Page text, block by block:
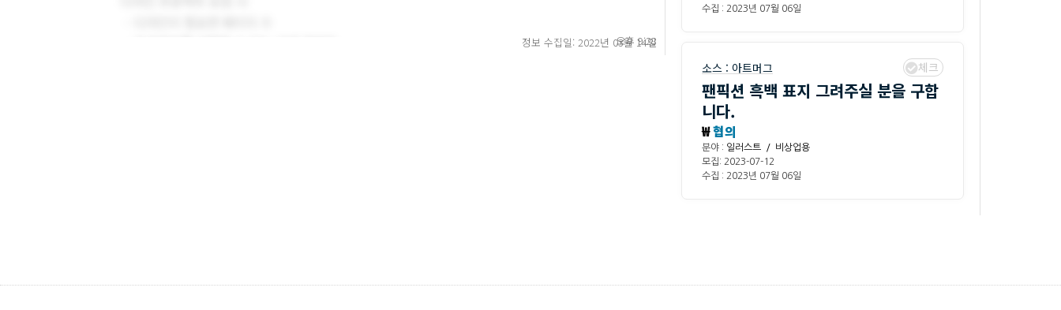
정보 수집일: 2022년 03월 14일
오후 9:28
수집 : 2023년 07월 06일
소스 : 아트머그 체크
팬픽션 흑백 표지 그려주실 분을 구합
니다.
₩협의
분야 : 일러스트 / 비상업용
모집: 2023-07-12
수집 : 2023년 07월 06일